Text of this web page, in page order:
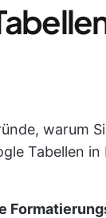
warum
Tabellen